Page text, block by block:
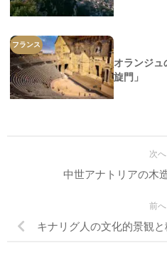
フランス
オランジュ
旋門」
次へ
中世アナトリアの木
前へ
キナリグ人の文化的景観